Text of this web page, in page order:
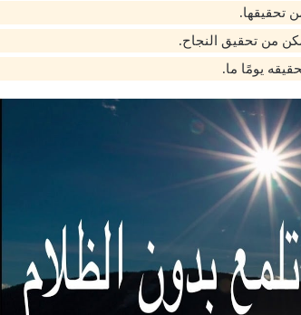
تحقيقها.
من تحقيق النجاح.
يومًا ما.